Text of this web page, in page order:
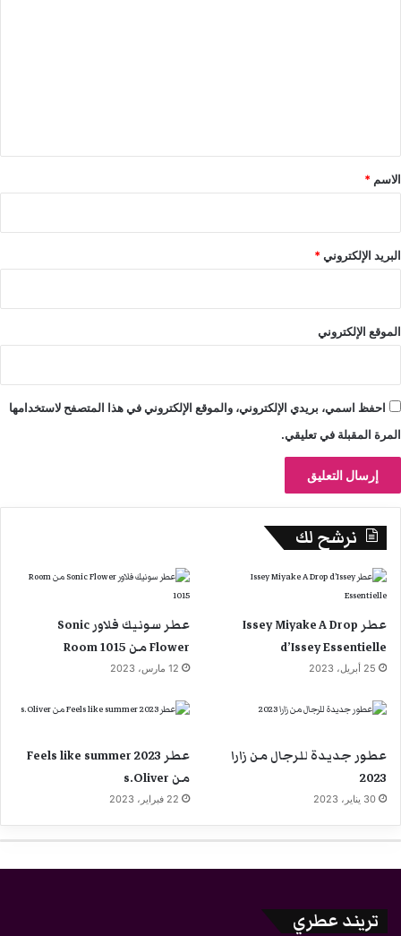
*
الاسم *
البريد الإلكتروني*
الموقع الإلكتروني
احفظ اسمي، بريدي الإلكتروني، والموقع الإلكتروني في هذا المتصفح لاستخدامها
المرة المقبلة في تعليقي.
نرشح لك
عطر Issey Miyake A Drop
d’Issey Essentielle
25 أبريل، 2023
عطر سونيك فلاور Sonic
Flower من Room 1015
12 مارس، 2023
عطور جديدة للرجال من زارا
2023
30 يناير، 2023
عطر Feels like summer 2023
من s.Oliver
22 فبراير، 2023
تريند عطري